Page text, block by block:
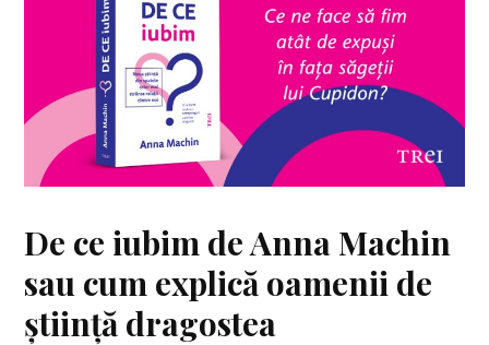
De ce iubim de Anna Machin
sau cum explică oamenii de
știință dragostea